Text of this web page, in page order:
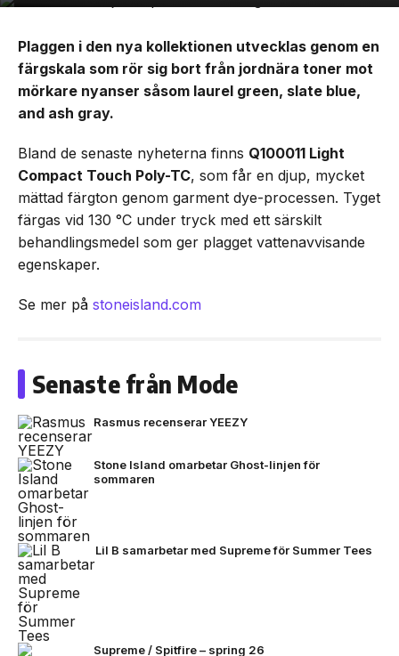
Plaggen i den nya kollektionen utvecklas genom en
färgskala som rör sig bort från jordnära toner mot
mörkare nyanser såsom laurel green, slate blue,
and ash gray.
Bland de senaste nyheterna finns Q100011 Light
Compact Touch Poly-TC, som får en djup, mycket
mättad färgton genom garment dye-processen. Tyget
färgas vid 130 °C under tryck med ett särskilt
behandlingsmedel som ger plagget vattenavvisande
egenskaper.
Se mer på stoneisland.com
Senaste från Mode
Rasmus recenserar YEEZY
Stone Island omarbetar Ghost-linjen för
sommaren
Lil B samarbetar med Supreme för Summer Tees
Supreme / Spitfire – spring 26